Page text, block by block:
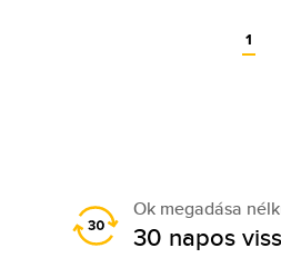
1
Ok megadása
30 napos